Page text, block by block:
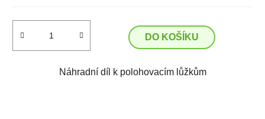
DO KOŠÍKU
Náhradní díl k polohovacím lůžkům